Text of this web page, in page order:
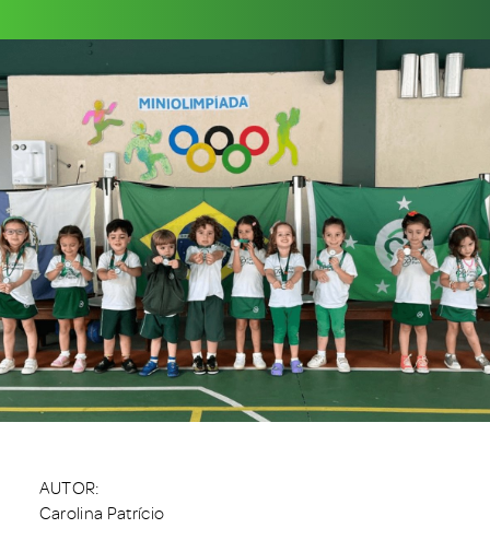
AUTOR:
Carolina Patrício